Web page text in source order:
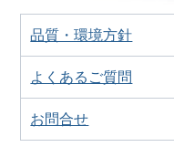
品質・環境方針
よくあるご質問
お問合せ